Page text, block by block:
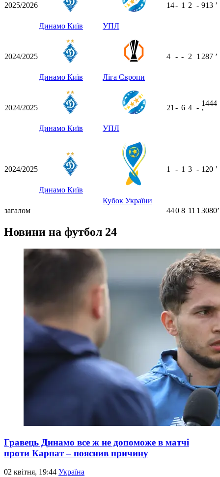
2025/2026
Динамо Київ УПЛ
14- 1 2 - 913 ʼ
2024/2025
Динамо Київ Ліга Європи
4 - - 2 1 287 ʼ
2024/2025
Динамо Київ УПЛ
21 - 6 4 -
1444
ʼ
2024/2025
Динамо Київ
Кубок України
1 - 1 3 - 120 ʼ
загалом 440 8 11 1 3080ʼ
Новини на футбол 24
Гравець Динамо все ж не допоможе в матчі
проти Карпат – пояснив причину
02 квітня, 19:44 Україна